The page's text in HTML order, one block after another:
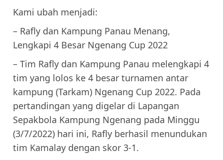
Kami ubah menjadi:
– Rafly dan Kampung Panau Menang,
Lengkapi 4 Besar Ngenang Cup 2022
– Tim Rafly dan Kampung Panau melengkapi 4
tim yang lolos ke 4 besar turnamen antar
kampung (Tarkam) Ngenang Cup 2022. Pada
pertandingan yang digelar di Lapangan
Sepakbola Kampung Ngenang pada Minggu
(3/7/2022) hari ini, Rafly berhasil menundukan
tim Kamalay dengan skor 3-1.